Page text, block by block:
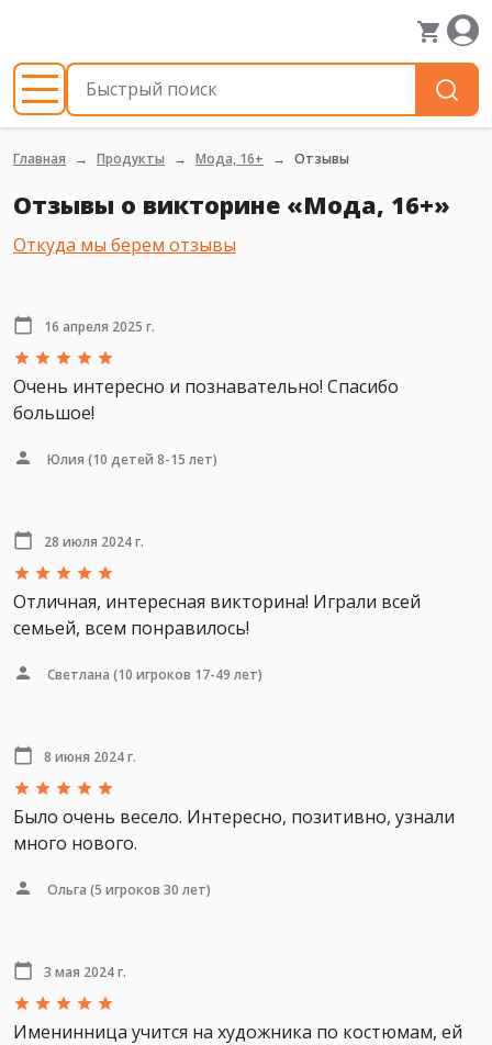
Главная Продукты Мода, 16+ Отзывы
Отзывы о викторине «Мода, 16+»
Откуда мы берем отзывы
16 апреля 2025 г.
Очень интересно и познавательно! Спасибо
большое!
Юлия (10 детей 8-15 лет)
28 июля 2024 г.
Отличная, интересная викторина! Играли всей
семьей, всем понравилось!
Светлана (10 игроков 17-49 лет)
8 июня 2024 г.
Было очень весело. Интересно, позитивно, узнали
много нового.
Ольга (5 игроков 30 лет)
3 мая 2024 г.
Именинница учится на художника по костюмам, ей